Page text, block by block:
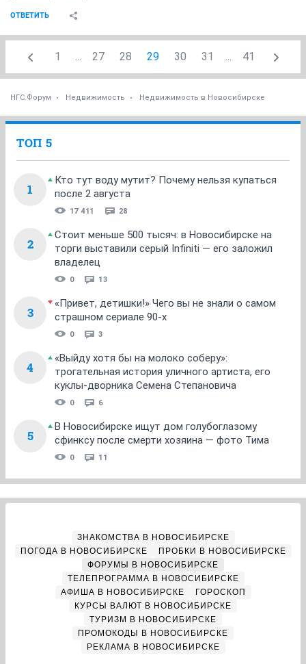
ОТВЕТИТЬ
1 ... 27 28 29 30 31 ... 41
НГС.Форум Недвижимость Недвижимость в Новосибирске
ТОП 5
1
Кто тут воду мутит? Почему нельзя купаться
после 2 августа
17 411 28
2
Стоит меньше 500 тысяч: в Новосибирске на
торги выставили серый Infiniti — его заложил
владелец
0 13
3
«Привет, детишки!» Чего вы не знали о самом
страшном сериале 90-х
0 3
4
«Выйду хотя бы на молоко соберу»:
трогательная история уличного артиста, его
куклы-дворника Семена Степановича
0 6
5
В Новосибирске ищут дом голубоглазому
сфинксу после смерти хозяина — фото Тима
0 11
ЗНАКОМСТВА В НОВОСИБИРСКЕ
ПОГОДА В НОВОСИБИРСКЕ
ПРОБКИ В НОВОСИБИРСКЕ
ФОРУМЫ В НОВОСИБИРСКЕ
ТЕЛЕПРОГРАММА В НОВОСИБИРСКЕ
АФИША В НОВОСИБИРСКЕ
ГОРОСКОП
КУРСЫ ВАЛЮТ В НОВОСИБИРСКЕ
ТУРИЗМ В НОВОСИБИРСКЕ
ПРОМОКОДЫ В НОВОСИБИРСКЕ
РЕКЛАМА В НОВОСИБИРСКЕ